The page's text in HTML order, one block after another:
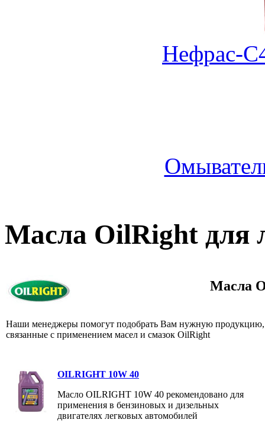
Нефрас-
Масла OilRight для
Масла
Наши менеджеры помогут подобрать Вам нужную продукцию,
связанные с применением масел и смазок OilRight
OILRIGHT 10W 40
Масло OILRIGHT 10W 40 рекомендовано для
применения в бензиновых и дизельных
двигателях легковых автомобилей